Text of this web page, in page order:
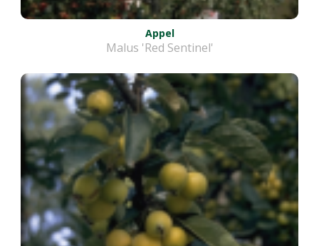
Appel
Malus 'Red Sentinel'